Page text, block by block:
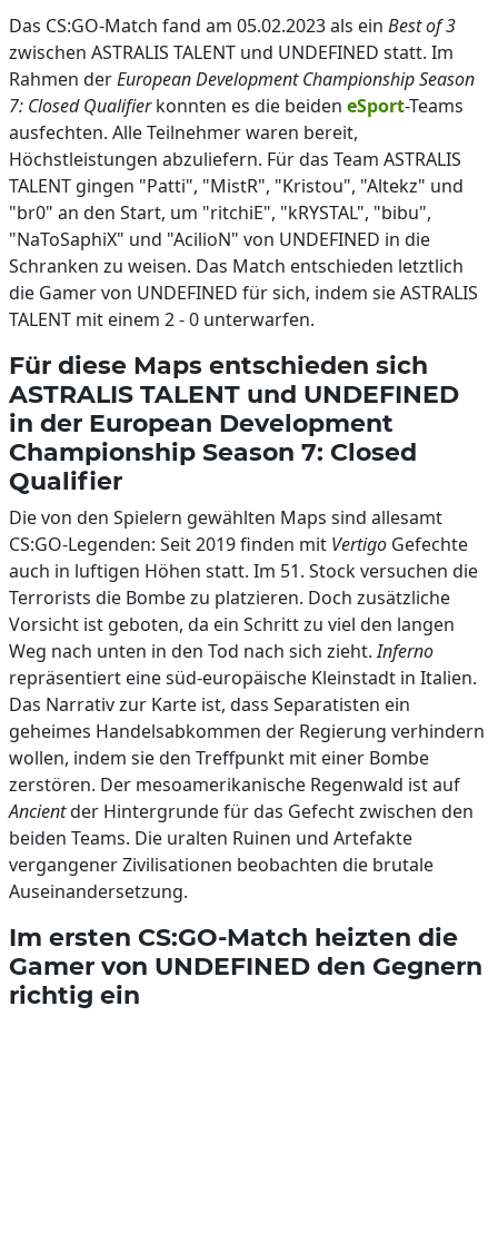
Das CS:GO-Match fand am 05.02.2023 als ein Best of 3
zwischen ASTRALIS TALENT und UNDEFINED statt. Im
Rahmen derEuropean Development Championship Season
7: Closed Qualifierkonnten es die beiden eSport-Teams
ausfechten. Alle Teilnehmer waren bereit,
Höchstleistungen abzuliefern. Für das Team ASTRALIS
TALENT gingen "Patti", "MistR", "Kristou", "Altekz" und
"br0" an den Start, um "ritchiE", "kRYSTAL", "bibu",
"NaToSaphiX" und "AcilioN" von UNDEFINED in die
Schranken zu weisen. Das Match entschieden letztlich
die Gamer von UNDEFINED für sich, indem sie ASTRALIS
TALENT mit einem 2 - 0 unterwarfen.
Für diese Maps entschieden sich
ASTRALIS TALENT und UNDEFINED
in der European Development
Championship Season 7: Closed
Qualifier
Die von den Spielern gewählten Maps sind allesamt
CS:GO-Legenden: Seit 2019 finden mit Vertigo Gefechte
auch in luftigen Höhen statt. Im 51. Stock versuchen die
Terrorists die Bombe zu platzieren. Doch zusätzliche
Vorsicht ist geboten, da ein Schritt zu viel den langen
Weg nach unten in den Tod nach sich zieht.Inferno
repräsentiert eine süd-europäische Kleinstadt in Italien.
Das Narrativ zur Karte ist, dass Separatisten ein
geheimes Handelsabkommen der Regierung verhindern
wollen, indem sie den Treffpunkt mit einer Bombe
zerstören. Der mesoamerikanische Regenwald ist auf
Ancientder Hintergrunde für das Gefecht zwischen den
beiden Teams. Die uralten Ruinen und Artefakte
vergangener Zivilisationen beobachten die brutale
Auseinandersetzung.
Im ersten CS:GO-Match heizten die
Gamer von UNDEFINED den Gegnern
richtig ein